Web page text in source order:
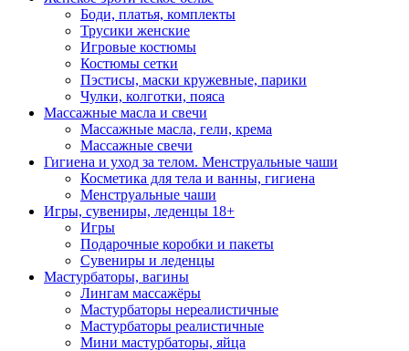
Боди, платья, комплекты
Трусики женские
Игровые костюмы
Костюмы сетки
Пэстисы, маски кружевные, парики
Чулки, колготки, пояса
Массажные масла и свечи
Массажные масла, гели, крема
Массажные свечи
Гигиена и уход за телом. Менструальные чаши
Косметика для тела и ванны, гигиена
Менструальные чаши
Игры, сувениры, леденцы 18+
Игры
Подарочные коробки и пакеты
Сувениры и леденцы
Мастурбаторы, вагины
Лингам массажёры
Мастурбаторы нереалистичные
Мастурбаторы реалистичные
Мини мастурбаторы, яйца